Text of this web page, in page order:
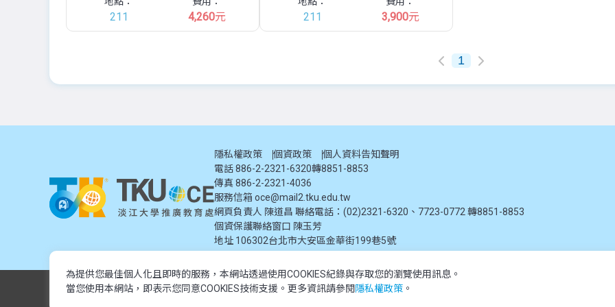
211 4,260元 211 3,900元
1
隱私權政策 個資政策
個人資料告知聲明
電話 886-2-2321-6320轉8851-8853
傳真 886-2-2321-4036
服務信箱 oce@mail2.tku.edu.tw
網頁負責人 陳道昌 聯絡電話：(02)2321-6320、7723-0772 轉8851-8853
個資保護聯絡窗口 陳玉芳
地址 106302台北市大安區金華街199巷5號
© 2024 淡江大學推廣教育處. 版權所有。本網站內容由淡江大學推廣教育處提供，未經授權禁止轉載或引用。所有課程資訊、圖片及資料皆屬本單位所有，
為提供您最佳個人化且即時的服務，本網站透過使用COOKIES紀錄與存取您的瀏覽使用訊息。
當您使用本網站，即表示您同意COOKIES技術支援。更多資訊請參閱 隱私權政策 。